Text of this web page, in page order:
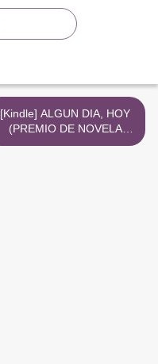
[Kindle] ALGUN DIA, HOY
(PREMIO DE NOVELA
FERNANDO LARA 2019)